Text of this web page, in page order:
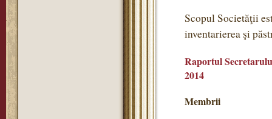
Scopul Societăţii
inventarierea şi
Raportul
2014
Membrii